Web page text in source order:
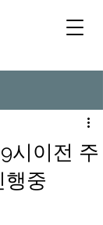
시이전 주
행중